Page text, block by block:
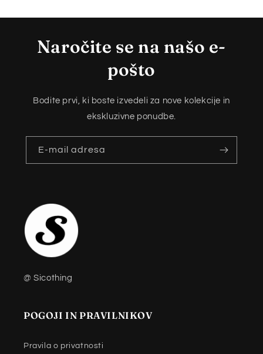
Naročite se na našo e-
pošto
Bodite prvi, ki boste izvedeli za nove kolekcije in
ekskluzivne ponudbe.
E-mail adresa
@ Sicothing
POGOJI IN PRAVILNIKOV
Pravila o privatnosti